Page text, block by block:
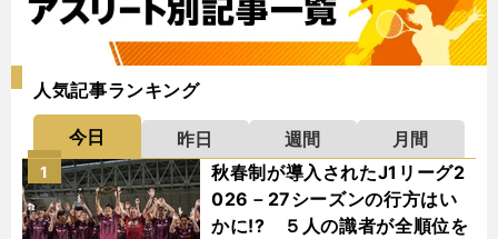
人気記事ランキング
今日 昨日 週間
月間
秋春制が導入されたJ1リーグ2
026－27シーズンの行方はい
かに!? ５人の識者が全順位を
1